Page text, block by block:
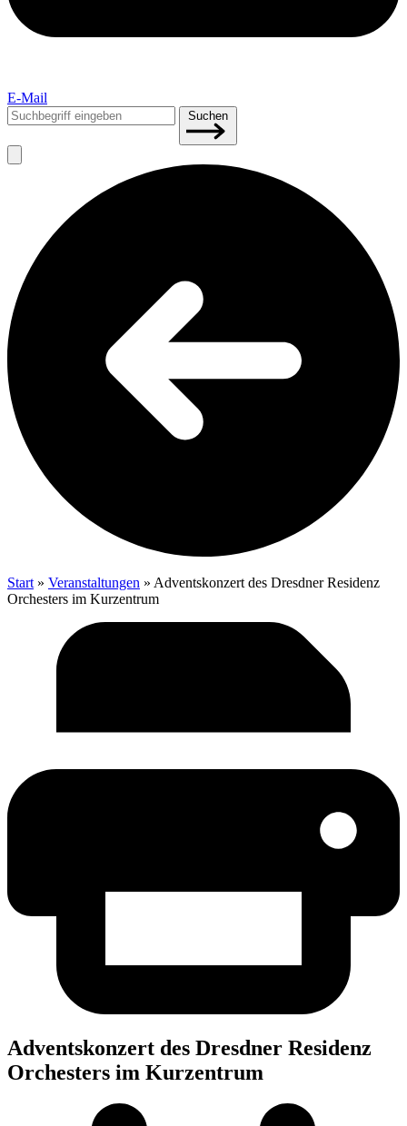
E-Mail
Suchen
nach:
Suchen
Start » Veranstaltungen » Advents­kon­zert des Dresd­ner Resi­denz
Orches­ters im Kurzentrum
Advents­kon­zert des Dresd­ner Resi­denz
Orches­ters im Kurzentrum